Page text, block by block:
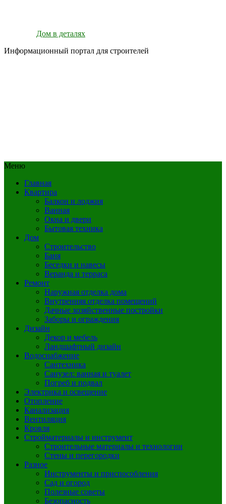
Дом в деталях
Информационный портал для строителей
Меню
Главная
Квартира
Балкон и лоджия
Ванная
Окна и двери
Бытовая техника
Дом
Строительство
Баня
Беседки и навесы
Веранда и терраса
Ремонт
Наружная отделка дома
Внутренняя отделка помещений
Дачные хозяйственные постройки
Заборы и ограждения
Дизайн
Декор и мебель
Ландшафтный дизайн
Водоснабжение
Сантехника
Санузел: ванная и туалет
Погреб и подвал
Электрика и освещение
Отопление
Канализация
Вентиляция
Кровля
Стройматериалы и инструмент
Строительные материалы и технологии
Стены и перегородки
Разное
Инструменты и приспособления
Сад и огород
Полезные советы
Безопасность